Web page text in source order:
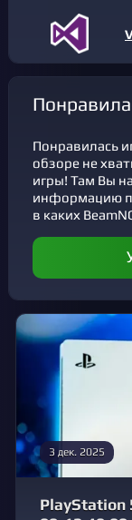
Понравилась
обзоре не
игры! Там Вы
информацию
в каких
3 дек. 2025
PlayStation